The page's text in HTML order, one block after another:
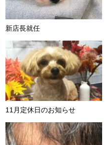
新店長就任
11月定休日のお知らせ